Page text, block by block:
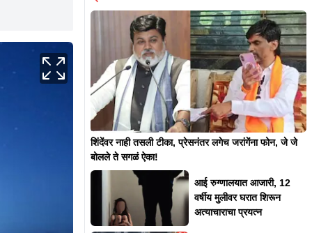
शिंदेंवर नाही तसली टीका, प्रेसनंतर लगेच जरांगेंना फोन, जे जे
बोलले ते सगळं ऐका!
आई रुग्णालयात आजारी, 12
वर्षीय मुलीवर घरात शिरून
अत्याचाराचा प्रयत्न